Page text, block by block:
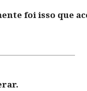
foi isso que